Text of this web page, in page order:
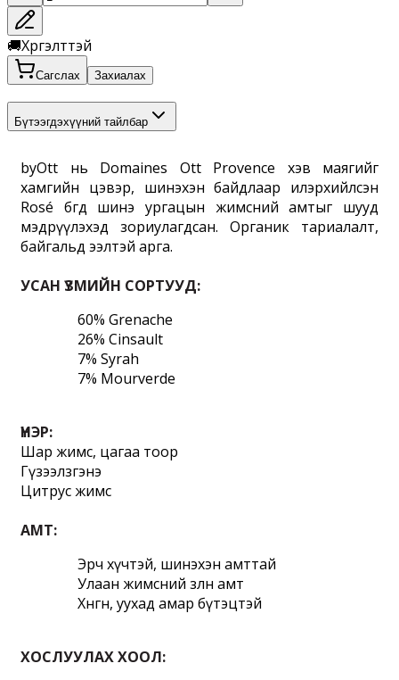
🚚Хүргэлттэй
Сагслах Захиалах
Бүтээгдэхүүний тайлбар
byOtt нь Domaines Ott Provence хэв маягийг
хамгийн цэвэр, шинэхэн байдлаар илэрхийлсэн
Rosé бөгөөд шинэ ургацын жимсний амтыг шууд
мэдрүүлэхэд зориулагдсан. Органик тариалалт,
байгальд ээлтэй арга.
УСАН ҮЗМИЙН СОРТУУД:
60% Grenache
26% Cinsault
7% Syrah
7% Mourverde
ҮНЭР:
Шар жимс, цагаа тоор
Гүзээлзгэнэ
Цитрус жимс
АМТ:
Эрч хүчтэй, шинэхэн амттай
Улаан жимсний зөөлөн амт
Хөнгөн, уухад амар бүтэцтэй
ХОСЛУУЛАХ ХООЛ: